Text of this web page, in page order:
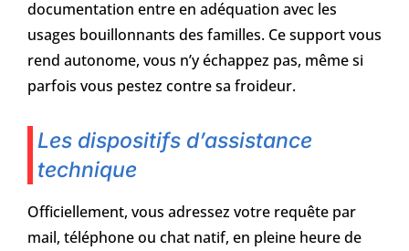
documentation entre en adéquation avec les
usages bouillonnants des familles. Ce support vous
rend autonome, vous n’y échappez pas, même si
parfois vous pestez contre sa froideur.
Les dispositifs d’assistance
technique
Officiellement, vous adressez votre requête par
mail, téléphone ou chat natif, en pleine heure de